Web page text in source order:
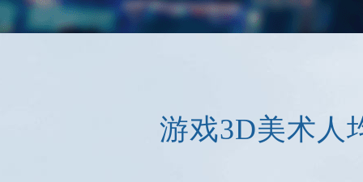
游戏3D美术人